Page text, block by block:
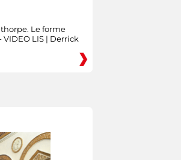
Le forme
LIS | Derrick